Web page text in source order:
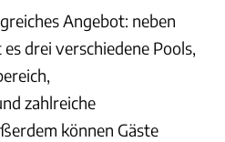
Angebot: neben
drei verschiedene Pools,
zahlreiche
können Gäste